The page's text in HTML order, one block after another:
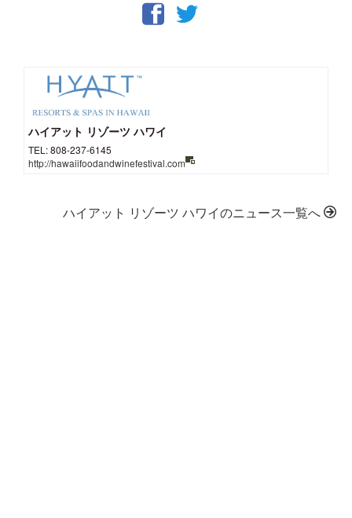
ハイアット リゾーツ ハワイ
TEL: 808-237-6145
http://hawaiifoodandwinefestival.com
ハイアット リゾーツ ハワイのニュース一覧へ